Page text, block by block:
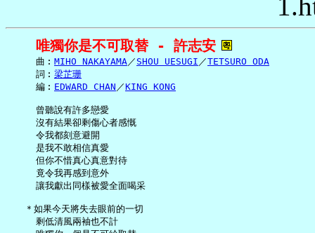
唯獨你是不可取替 - 許志安
     曲︰
MIHO NAKAYAMA／ SHOU UESUGI ／TETSURO ODA
     詞︰
梁芷珊
     編︰
EDWARD CHAN ／KING KONG
     曾聽說有許多戀愛
     沒有結果卻剩傷心者感慨
     令我都刻意避開
     是我不敢相信真愛
     但你不惜真心真意對待
     竟令我再感到意外
     讓我獻出同樣被愛全面喝采
   ＊如果今天將失去眼前的一切
     剩低清風兩袖也不計